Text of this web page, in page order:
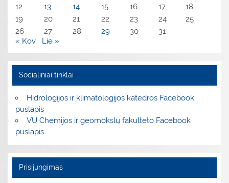
12
13 14 15 16 17
18
19
20 21 22 23 24
25
26
27 28 29 30
31
« Kov
Lie »
Socialiniai tinklai
Hidrologijos ir klimatologijos katedros Facebook
puslapis
VU Chemijos ir geomokslų fakulteto Facebook
puslapis
Prisijungimas